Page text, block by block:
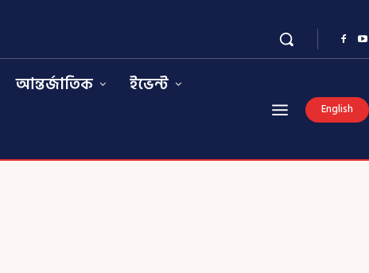
আন্তর্জাতিক
ইভেন্ট
English